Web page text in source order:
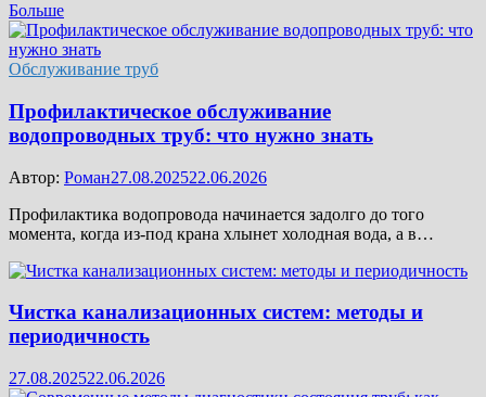
Больше
Обслуживание труб
Профилактическое обслуживание
водопроводных труб: что нужно знать
Автор: Роман27.08.202522.06.2026
Профилактика водопровода начинается задолго до того
момента, когда из-под крана хлынет холодная вода, а в…
Чистка канализационных систем: методы и
периодичность
27.08.202522.06.2026